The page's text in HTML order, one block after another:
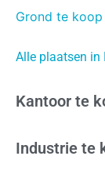
Grond te
Alle plaatsen in
Kantoor te
Industrie te